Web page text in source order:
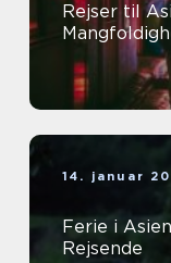
Rejser til
14. januar
Ferie i
Rejsende